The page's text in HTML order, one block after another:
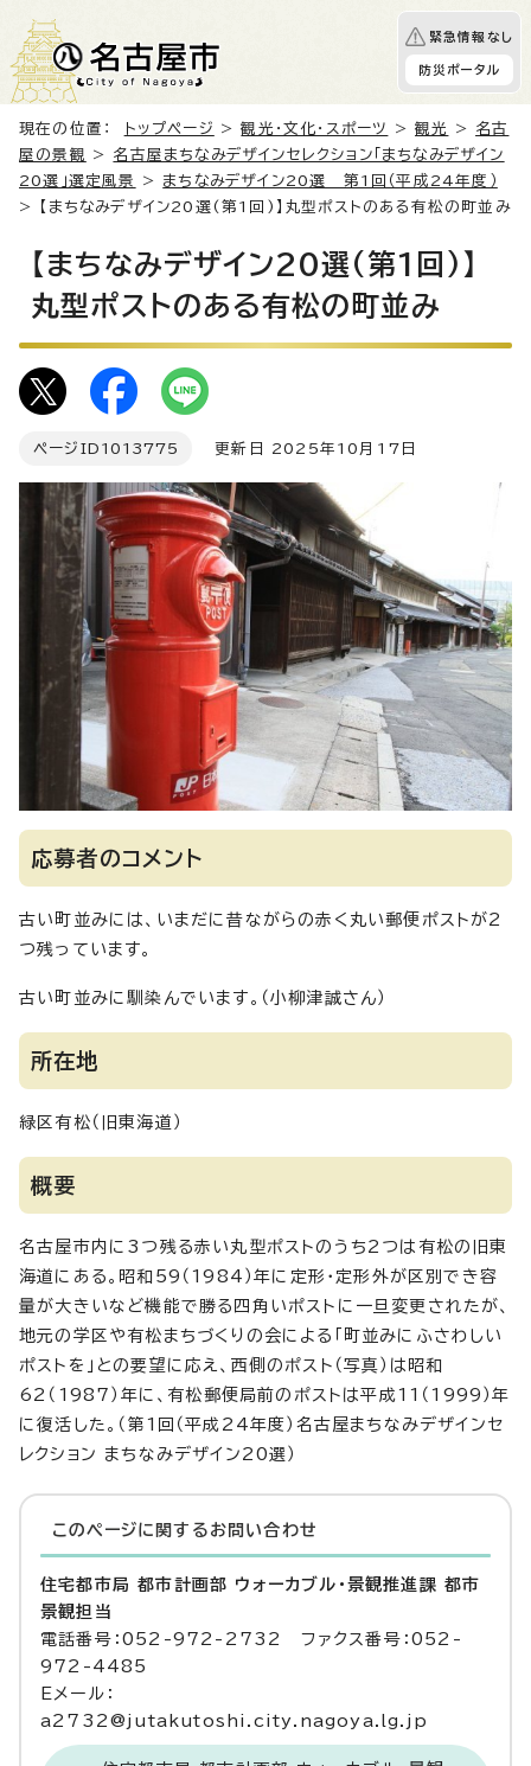
緊急情報なし
防災ポータル
現在の位置： トップページ >観光・文化・スポーツ >観光 > 名古
屋の景観
> 名古屋まちなみデザインセレクション「まちなみデザイン
20選」選定風景
> まちなみデザイン20選 第1回（平成24年度）
> 【まちなみデザイン20選(第1回)】丸型ポストのある有松の町並み
【まちなみデザイン20選(第1回)】
丸型ポストのある有松の町並み
ページID 1013775 更新日 2025年10月17日
応募者のコメント
古い町並みには、いまだに昔ながらの赤く丸い郵便ポストが2
つ残っています。
古い町並みに馴染んでいます。（小柳津誠さん）
所在地
緑区有松（旧東海道）
概要
名古屋市内に3つ残る赤い丸型ポストのうち2つは有松の旧東
海道にある。昭和59（1984）年に定形・定形外が区別でき容
量が大きいなど機能で勝る四角いポストに一旦変更されたが、
地元の学区や有松まちづくりの会による「町並みにふさわしい
ポストを」との要望に応え、西側のポスト（写真）は昭和
62（1987）年に、有松郵便局前のポストは平成11（1999）年
に復活した。（第1回（平成24年度）名古屋まちなみデザインセ
レクション まちなみデザイン20選）
このページに関する お問い合わせ
住宅都市局 都市計画部 ウォーカブル・景観推進課 都市
景観担当
電話番号：052-972-2732 ファクス番号：052-
972-4485
Eメール：
a2732@jutakutoshi.city.nagoya.lg.jp